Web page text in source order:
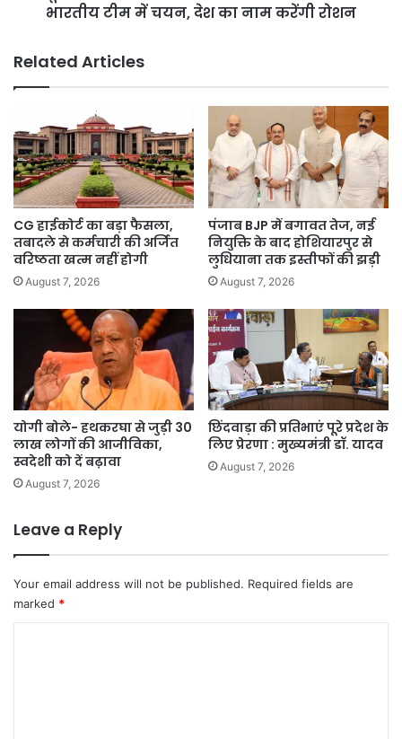
देश
का
रोशन
भारतीय टीम में चयन, देश का नाम करेंगी रोशन
Related Articles
CG हाईकोर्ट का बड़ा फैसला,
तबादले से कर्मचारी की अर्जित
वरिष्ठता खत्म नहीं होगी
August 7, 2026
पंजाब BJP में बगावत तेज, नई
नियुक्ति के बाद होशियारपुर से
लुधियाना तक इस्तीफों की झड़ी
August 7, 2026
योगी बोले- हथकरघा से जुड़ी 30
लाख लोगों की आजीविका,
स्वदेशी को दें बढ़ावा
August 7, 2026
छिंदवाड़ा की प्रतिभाएं पूरे प्रदेश के
लिए प्रेरणा : मुख्यमंत्री डॉ. यादव
August 7, 2026
Leave a Reply
Your email address will not be published. Required fields are
marked *